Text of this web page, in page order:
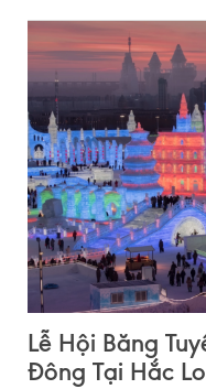
Lễ Hội Băng
Đông Tại Hắc